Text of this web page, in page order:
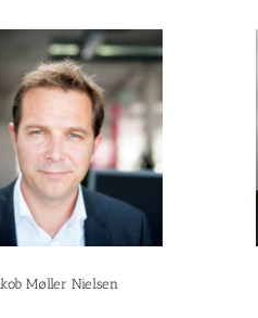
Møller Nielsen